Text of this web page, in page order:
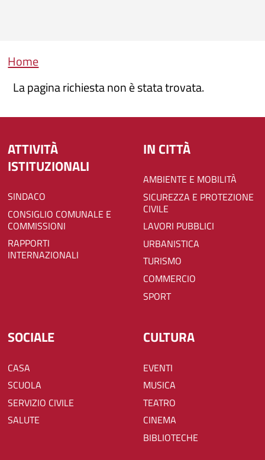
Briciole di pane
Home
La pagina richiesta non è stata trovata.
ATTIVITÀ
ISTITUZIONALI
SINDACO
CONSIGLIO COMUNALE E
COMMISSIONI
RAPPORTI
INTERNAZIONALI
IN CITTÀ
AMBIENTE E MOBILITÀ
SICUREZZA E PROTEZIONE
CIVILE
LAVORI PUBBLICI
URBANISTICA
TURISMO
COMMERCIO
SPORT
SOCIALE
CASA
SCUOLA
SERVIZIO CIVILE
SALUTE
CULTURA
EVENTI
MUSICA
TEATRO
CINEMA
BIBLIOTECHE